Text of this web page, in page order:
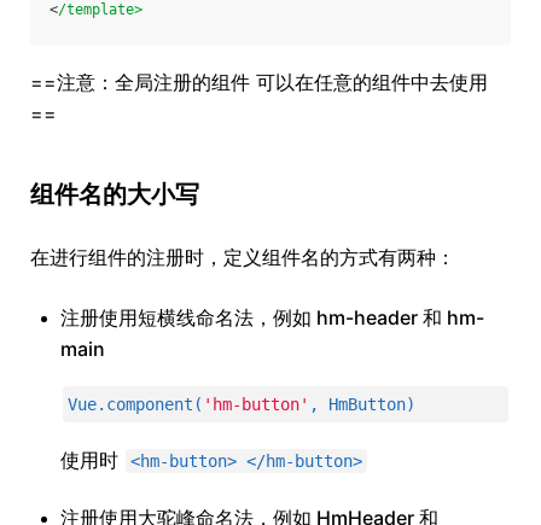
</template>
==注意：全局注册的组件 可以在任意的组件中去使用
==
组件名的大小写
在进行组件的注册时，定义组件名的方式有两种：
注册使用短横线命名法，例如 hm-header 和 hm-
main
Vue.component( 'hm-button' , HmButton)
使用时 <hm-button> </hm-button>
注册使用大驼峰命名法，例如 HmHeader 和